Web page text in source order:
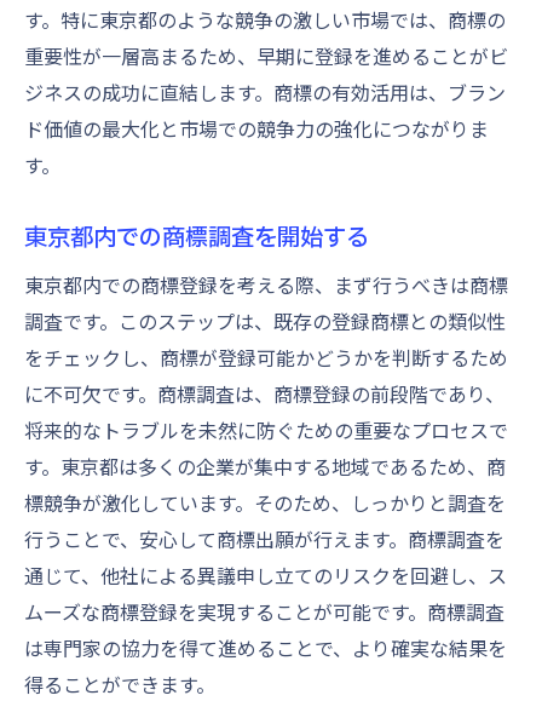
商標審査の流れを理解する
東京都での商標審査を通過するための準備
審査中のトラブルを未然に防ぐ方法
審査期間を短縮するためのヒント
東京都の商標審査における最新動向
商標登録における東京都での成功事例とその戦
略
成功事例から学ぶ商標戦略
東京都での商標活用の具体例
成功した企業の商標登録プロセス
商標がもたらすビジネスのメリット
商標登録の成功要因を分析する
東京都での商標登録のトレンド
東京都で商標を取得するための具体的なステッ
プガイド
商標取得のステップを詳細解説
す。特に東京都のような競争の激しい市場では、商標の
重要性が一層高まるため、早期に登録を進めることがビ
ジネスの成功に直結します。商標の有効活用は、ブラン
ド価値の最大化と市場での競争力の強化につながりま
す。
東京都内での商標調査を開始する
東京都内での商標登録を考える際、まず行うべきは商標
調査です。このステップは、既存の登録商標との類似性
をチェックし、商標が登録可能かどうかを判断するため
に不可欠です。商標調査は、商標登録の前段階であり、
将来的なトラブルを未然に防ぐための重要なプロセスで
す。東京都は多くの企業が集中する地域であるため、商
標競争が激化しています。そのため、しっかりと調査を
行うことで、安心して商標出願が行えます。商標調査を
通じて、他社による異議申し立てのリスクを回避し、ス
ムーズな商標登録を実現することが可能です。商標調査
は専門家の協力を得て進めることで、より確実な結果を
得ることができます。